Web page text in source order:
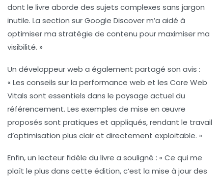
dont le livre aborde des sujets complexes sans jargon
inutile. La section surGoogle Discoverm’a aidé à
optimiser ma stratégie de contenu pour maximiser ma
visibilité. »
Un développeur web a également partagé son avis :
« Les conseils sur la performance web et les Core Web
Vitals sont essentiels dans le paysage actuel du
référencement. Les exemples de mise en œuvre
proposés sont pratiques et appliqués, rendant le travail
d’optimisation plus clair et directement exploitable. »
Enfin, un lecteur fidèle du livre a souligné : « Ce qui me
plaît le plus dans cette édition, c’est la mise à jour des